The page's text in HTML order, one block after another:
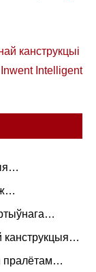
канструкцыі
Inwent Intelligent
і
-
збудаванняў
пралётам